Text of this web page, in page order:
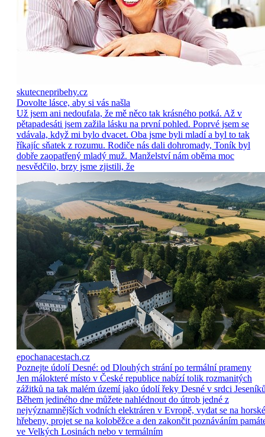
skutecnepribehy.cz
Dovolte lásce, aby si vás našla
Už jsem ani nedoufala, že mě něco tak krásného potká. Až v
pětapadesáti jsem zažila lásku na první pohled. Poprvé jsem se
vdávala, když mi bylo dvacet. Oba jsme byli mladí a byl to tak
říkajíc sňatek z rozumu. Rodiče nás dali dohromady, Toník byl
dobře zaopatřený mladý muž. Manželství nám oběma moc
nesvědčilo, brzy jsme zjistili, že
epochanacestach.cz
Poznejte údolí Desné: od Dlouhých strání po termální prameny
Jen málokteré místo v České republice nabízí tolik rozmanitých
zážitků na tak malém území jako údolí řeky Desné v srdci
Během jediného dne můžete nahlédnout do útrob jedné z
nejvýznamnějších vodních elektráren v Evropě, vydat se na horské
hřebeny, projet se na koloběžce a den zakončit poznáváním
ve Velkých Losinách nebo v termálním